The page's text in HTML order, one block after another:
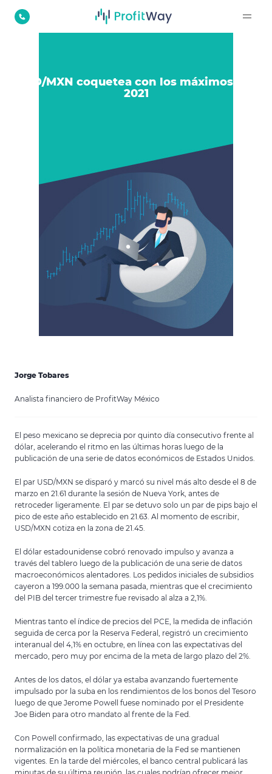
USD/MXN coquetea con los máximos del
2021
Jorge Tobares
Analista financiero de ProfitWay México
El peso mexicano se deprecia por quinto día consecutivo frente al
dólar, acelerando el ritmo en las últimas horas luego de la
publicación de una serie de datos económicos de Estados Unidos.
El par USD/MXN se disparó y marcó su nivel más alto desde el 8 de
marzo en 21.61 durante la sesión de Nueva York, antes de
retroceder ligeramente. El par se detuvo solo un par de pips bajo el
pico de este año establecido en 21.63. Al momento de escribir,
USD/MXN cotiza en la zona de 21.45.
El dólar estadounidense cobró renovado impulso y avanza a
través del tablero luego de la publicación de una serie de datos
macroeconómicos alentadores. Los pedidos iniciales de subsidios
cayeron a 199.000 la semana pasada, mientras que el crecimiento
del PIB del tercer trimestre fue revisado al alza a 2,1%.
Mientras tanto el índice de precios del PCE, la medida de inflación
seguida de cerca por la Reserva Federal, registró un crecimiento
interanual del 4,1% en octubre, en línea con las expectativas del
mercado, pero muy por encima de la meta de largo plazo del 2%.
Antes de los datos, el dólar ya estaba avanzando fuertemente
impulsado por la suba en los rendimientos de los bonos del Tesoro
luego de que Jerome Powell fuese nominado por el Presidente
Joe Biden para otro mandato al frente de la Fed.
Con Powell confirmado, las expectativas de una gradual
normalización en la política monetaria de la Fed se mantienen
vigentes. En la tarde del miércoles, el banco central publicará las